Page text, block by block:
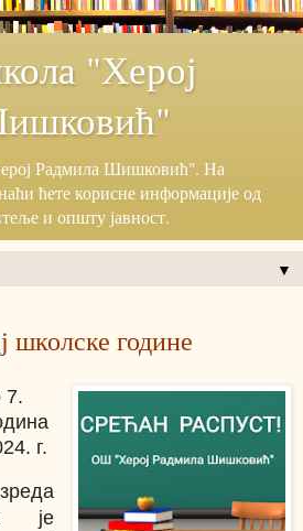
"Херој
‎Радмила Шишковић".‎ На
ћете корисне информације ‎од
и општу јавност.‎
▼
школске године
7.
г.
је